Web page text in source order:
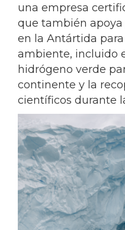
una empresa
que también apoya
en la Antártida
ambiente, incluido
hidrógeno verde
continente y la
científicos durante